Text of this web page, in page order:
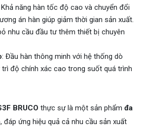
Khả năng hàn tốc độ cao và chuyển đổi
án hàn giúp giảm thời gian sản xuất.
nhu cầu đầu tư thêm thiết bị chuyên
: Đầu hàn thông minh với hệ thống dò
độ chính xác cao trong suốt quá trình
BRUCO thực sự là một sản phẩm đa
, đáp ứng hiệu quả cả nhu cầu sản xuất